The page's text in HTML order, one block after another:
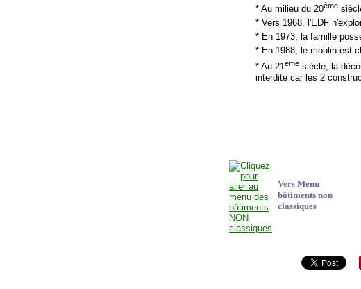
* Au milieu du 20ème
* Vers 1968, l'EDF
* En 1973, la famille
* En 1988, le moulin est
* Au 21ème siècle, la
interdite car les 2
Vers Menu
bâtiments non
classiques